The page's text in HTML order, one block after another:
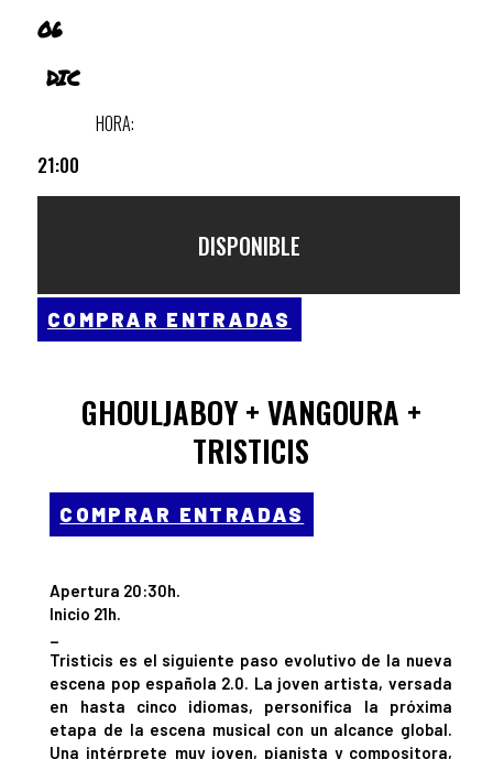
06
DIC
HORA:
21:00
DISPONIBLE
COMPRAR ENTRADAS
GHOULJABOY + VANGOURA +
TRISTICIS
COMPRAR ENTRADAS
Apertura 20:30h.
Inicio 21h.
_
Tristicis es el siguiente paso evolutivo de la nueva
escena pop española 2.0. La joven artista, versada
en hasta cinco idiomas, personifica la próxima
etapa de la escena musical con un alcance global.
Una intérprete muy joven, pianista y compositora,